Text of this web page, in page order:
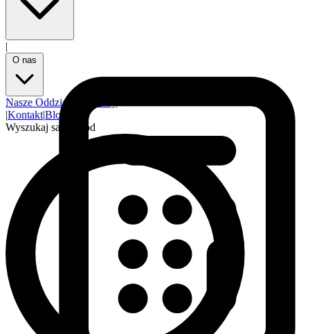
|
Nasze Oddziały
|Kontakt|Blog
Wyszukaj samochód